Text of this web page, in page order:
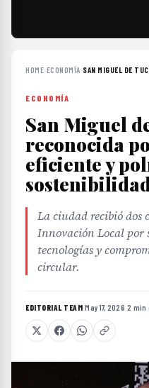
HOME›ECONOMÍA›SAN MIGUEL DE
ECONOMÍA
San Miguel
reconocida
eficiente y
La ciudad recibió dos
Innovación Local por
tecnologías y
circular.
EDITORIAL TEAM·May 17, 2026·2 min